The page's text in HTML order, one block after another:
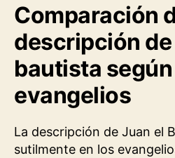
Comparación
descripción de
bautista
evangelios
La descripción de Juan el
sutilmente en los